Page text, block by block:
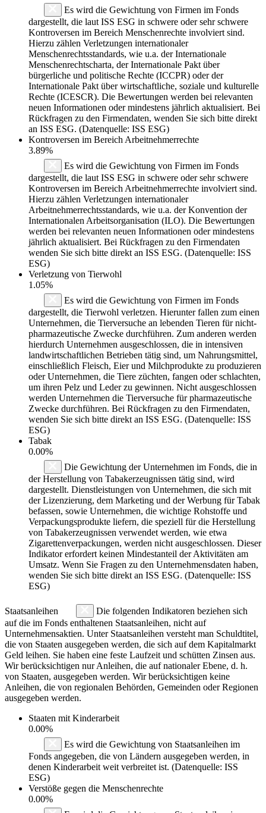
Es wird die Gewichtung von Firmen im Fonds
dargestellt, die laut ISS ESG in schwere oder sehr schwere
Kontroversen im Bereich Menschenrechte involviert sind.
Hierzu zählen Verletzungen internationaler
Menschenrechtsstandards, wie u.a. der Internationale
Menschenrechtscharta, der Internationale Pakt über
bürgerliche und politische Rechte (ICCPR) oder der
Internationale Pakt über wirtschaftliche, soziale und kulturelle
Rechte (ICESCR). Die Bewertungen werden bei relevanten
neuen Informationen oder mindestens jährlich aktualisiert. Bei
Rückfragen zu den Firmendaten, wenden Sie sich bitte direkt
an ISS ESG. (Datenquelle: ISS ESG)
Kontroversen im Bereich Arbeitnehmerrechte
3.89%
Es wird die Gewichtung von Firmen im Fonds
dargestellt, die laut ISS ESG in schwere oder sehr schwere
Kontroversen im Bereich Arbeitnehmerrechte involviert sind.
Hierzu zählen Verletzungen internationaler
Arbeitnehmerrechtsstandards, wie u.a. der Konvention der
Internationalen Arbeitsorganisation (ILO). Die Bewertungen
werden bei relevanten neuen Informationen oder mindestens
jährlich aktualisiert. Bei Rückfragen zu den Firmendaten
wenden Sie sich bitte direkt an ISS ESG. (Datenquelle: ISS
ESG)
Verletzung von Tierwohl
1.05%
Es wird die Gewichtung von Firmen im Fonds
dargestellt, die Tierwohl verletzen. Hierunter fallen zum einen
Unternehmen, die Tierversuche an lebenden Tieren für nicht-
pharmazeutische Zwecke durchführen. Zum anderen werden
hierdurch Unternehmen ausgeschlossen, die in intensiven
landwirtschaftlichen Betrieben tätig sind, um Nahrungsmittel,
einschließlich Fleisch, Eier und Milchprodukte zu produzieren
oder Unternehmen, die Tiere züchten, fangen oder schlachten,
um ihren Pelz und Leder zu gewinnen. Nicht ausgeschlossen
werden Unternehmen die Tierversuche für pharmazeutische
Zwecke durchführen. Bei Rückfragen zu den Firmendaten,
wenden Sie sich bitte direkt an ISS ESG. (Datenquelle: ISS
ESG)
Tabak
0.00%
Die Gewichtung der Unternehmen im Fonds, die in
der Herstellung von Tabakerzeugnissen tätig sind, wird
dargestellt. Dienstleistungen von Unternehmen, die sich mit
der Lizenzierung, dem Marketing und der Werbung für Tabak
befassen, sowie Unternehmen, die wichtige Rohstoffe und
Verpackungsprodukte liefern, die speziell für die Herstellung
von Tabakerzeugnissen verwendet werden, wie etwa
Zigarettenverpackungen, werden nicht ausgeschlossen. Dieser
Indikator erfordert keinen Mindestanteil der Aktivitäten am
Umsatz. Wenn Sie Fragen zu den Unternehmensdaten haben,
wenden Sie sich bitte direkt an ISS ESG. (Datenquelle: ISS
ESG)
Staatsanleihen
Die folgenden Indikatoren beziehen sich
auf die im Fonds enthaltenen Staatsanleihen, nicht auf
Unternehmensaktien. Unter Staatsanleihen versteht man Schuldtitel,
die von Staaten ausgegeben werden, die sich auf dem Kapitalmarkt
Geld leihen. Sie haben eine feste Laufzeit und schütten Zinsen aus.
Wir berücksichtigen nur Anleihen, die auf nationaler Ebene, d. h.
von Staaten, ausgegeben werden. Wir berücksichtigen keine
Anleihen, die von regionalen Behörden, Gemeinden oder Regionen
ausgegeben werden.
Staaten mit Kinderarbeit
0.00%
Es wird die Gewichtung von Staatsanleihen im
Fonds angegeben, die von Ländern ausgegeben werden, in
denen Kinderarbeit weit verbreitet ist. (Datenquelle: ISS
ESG)
Verstöße gegen die Menschenrechte
0.00%